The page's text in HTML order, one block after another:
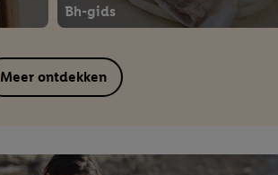
Bh-gids
Meer ontdekken